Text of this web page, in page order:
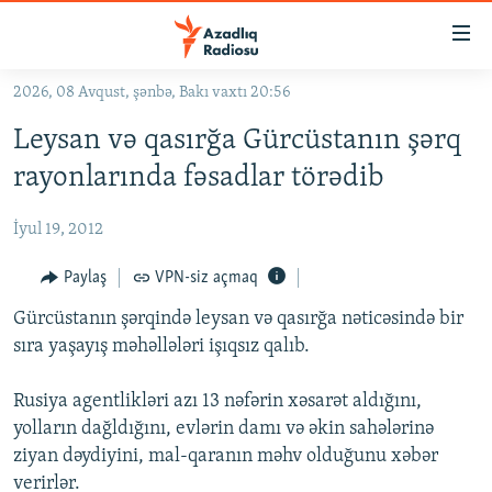
Əsas
qayıt
Əsas
naviqasiyaya
qayıt
#İZAHLA
KORRUPSIOMETR
#ƏSLINDƏ
FƏRQƏ BAX
QANUNI DOĞRU
ARAŞDIRMA
MULTIMEDIA
VIDEO
FOTOQALEREYA
RADIO ARXIV
OXU ZALI
HAQQIMIZDA
2026, 08 Avqust, şənbə, Bakı vaxtı 20:56
Leysan və qasırğa Gürcüstanın şərq
rayonlarında fəsadlar törədib
İyul 19, 2012
Paylaş VPN-siz açmaq
Gürcüstanın şərqində leysan və qasırğa nəticəsində bir
sıra yaşayış məhəllələri işıqsız qalıb.
Rusiya agentlikləri azı 13 nəfərin xəsarət aldığını,
yolların dağldığını, evlərin damı və əkin sahələrinə
ziyan dəydiyini, mal-qaranın məhv olduğunu xəbər
verirlər.